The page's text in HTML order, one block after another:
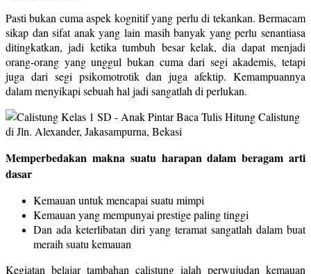
Pasti bukan cuma aspek kognitif yang perlu di tekankan. Bermacam
sikap dan sifat anak yang lain masih banyak yang perlu senantiasa
ditingkatkan, jadi ketika tumbuh besar kelak, dia dapat menjadi
orang-orang yang unggul bukan cuma dari segi akademis, tetapi
juga dari segi psikomotrotik dan juga afektip. Kemampuannya
dalam menyikapi sebuah hal jadi sangatlah di perlukan.
Memperbedakan makna suatu harapan dalam beragam arti
dasar
Kemauan untuk mencapai suatu mimpi
Kemauan yang mempunyai prestige paling tinggi
Dan ada keterlibatan diri yang teramat sangatlah dalam buat
meraih suatu kemauan
Kegiatan belajar tambahan calistung ialah perwujudan kemauan